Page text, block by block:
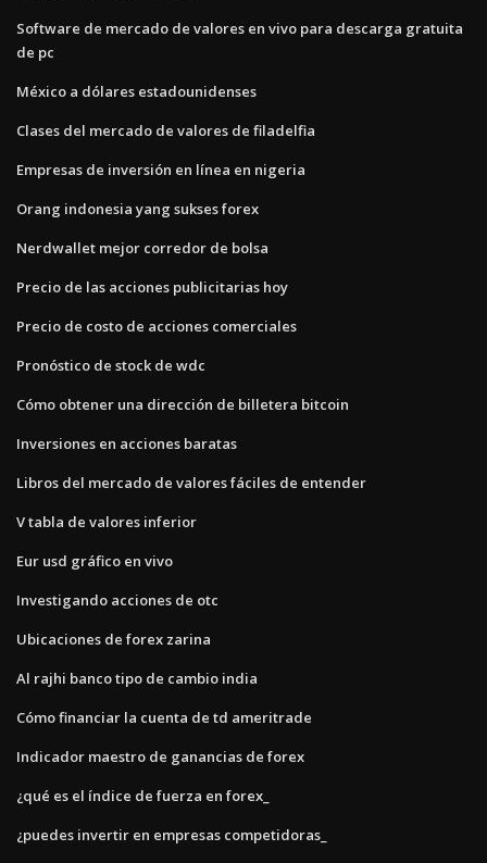
Software de mercado de valores en vivo para descarga gratuita
de pc
México a dólares estadounidenses
Clases del mercado de valores de filadelfia
Empresas de inversión en línea en nigeria
Orang indonesia yang sukses forex
Nerdwallet mejor corredor de bolsa
Precio de las acciones publicitarias hoy
Precio de costo de acciones comerciales
Pronóstico de stock de wdc
Cómo obtener una dirección de billetera bitcoin
Inversiones en acciones baratas
Libros del mercado de valores fáciles de entender
V tabla de valores inferior
Eur usd gráfico en vivo
Investigando acciones de otc
Ubicaciones de forex zarina
Al rajhi banco tipo de cambio india
Cómo financiar la cuenta de td ameritrade
Indicador maestro de ganancias de forex
¿qué es el índice de fuerza en forex_
¿puedes invertir en empresas competidoras_